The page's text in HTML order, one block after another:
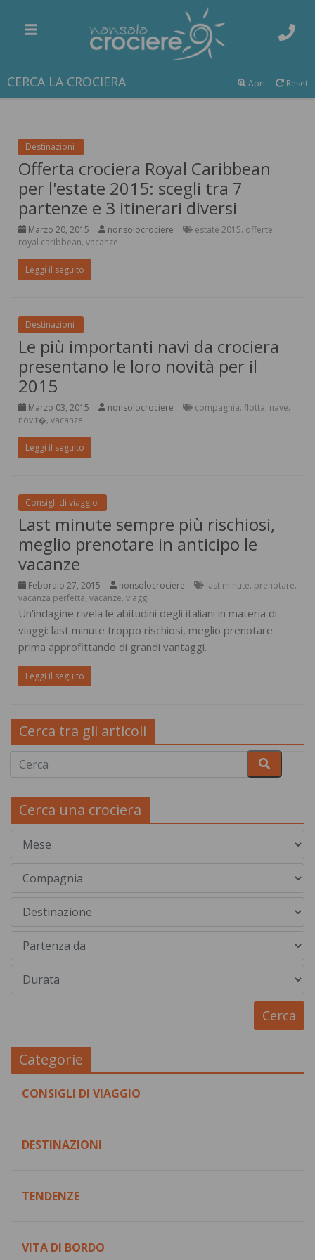
CERCA LA CROCIERA Reset
Apri
Destinazioni
Offerta crociera Royal Caribbean
per l'estate 2015: scegli tra 7
partenze e 3 itinerari diversi
Marzo 20, 2015 nonsolocrociere estate 2015, offerte,
royal caribbean, vacanze
Leggi il seguito
Destinazioni
Le più importanti navi da crociera
presentano le loro novità per il
2015
Marzo 03, 2015 nonsolocrociere compagnia, flotta, nave,
novit�, vacanze
Leggi il seguito
Consigli di viaggio
Last minute sempre più rischiosi,
meglio prenotare in anticipo le
vacanze
Febbraio 27, 2015 nonsolocrociere last minute, prenotare,
vacanza perfetta, vacanze, viaggi
Un'indagine rivela le abitudini degli italiani in materia di
viaggi: last minute troppo rischiosi, meglio prenotare
prima approfittando di grandi vantaggi.
Leggi il seguito
Cerca tra gli articoli
Cerca una crociera
Categorie
CONSIGLI DI VIAGGIO
DESTINAZIONI
TENDENZE
VITA DI BORDO